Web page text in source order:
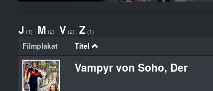
J (1) | M (2) | V (2) | Z (1)
Filmplakat Titel
Vampyr von Soho, Der